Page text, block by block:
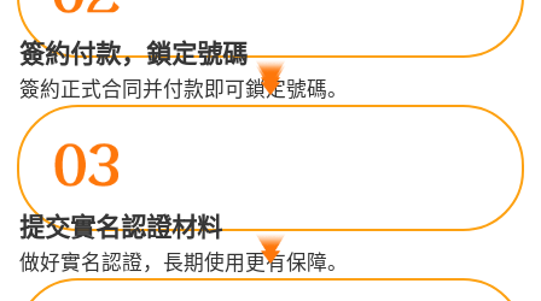
簽約付款，鎖定號碼
簽約正式合同并付款即可鎖定號碼。
提交實名認證材料
做好實名認證，長期使用更有保障。